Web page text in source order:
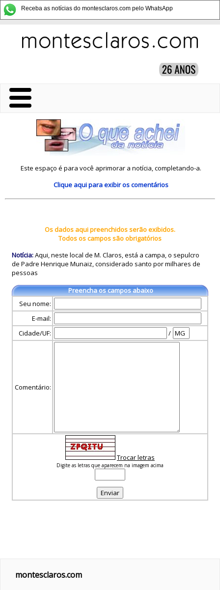
Receba as notícias do montesclaros.com pelo WhatsApp
Este espaço é para você aprimorar a notícia, completando-a.
Clique aquipara exibir os comentários
Os dados aqui preenchidos serão exibidos.
Todos os campos são obrigatórios
Notícia:Aqui, neste local de M. Claros, está a campa, o sepulcro
de Padre Henrique Munaiz, considerado santo por milhares de
pessoas
Preencha os campos abaixo
Seu nome:
E-mail:
Cidade/UF:
/
Comentário:
Trocar letras
Digite as letras que aparecem na imagem acima
montesclaros.com